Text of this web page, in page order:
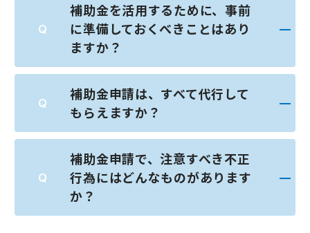
補助金を活用するために、事前
に準備しておくべきことはあり
ますか？
補助金申請は、すべて代行して
もらえますか？
補助金申請で、注意すべき不正
行為にはどんなものがあります
か？